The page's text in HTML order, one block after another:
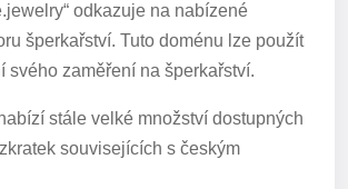
odkazuje na nabízené
šperkařství. Tuto doménu lze použít
svého zaměření na šperkařství.
stále velké množství dostupných
souvisejících s českým